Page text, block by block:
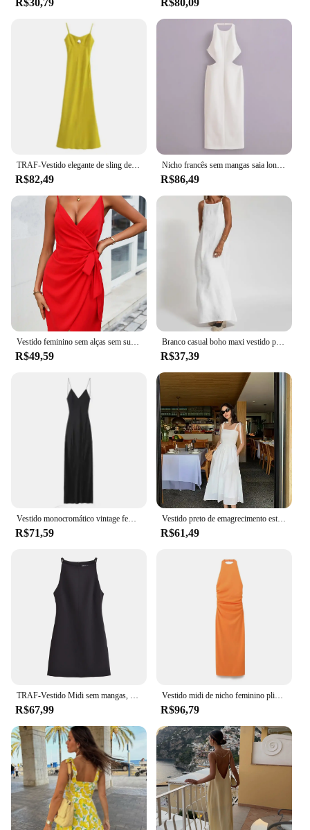
R$30,79 R$80,09
TRAF-Vestido elegante de sling de tubo feminino, street fashion, vestido longo jovem, feriado de verão, novo, 2024
R$82,49
Nicho francês sem mangas saia longa, lado oco fora, corte em pé, design de nó torcido, vestido temperamento com fenda traseira
R$86,49
Vestido feminino sem alças sem suspensor de ombro, europeu e americano, elegante e elegante, além das fronteiras
R$49,59
Branco casual boho maxi vestido para mulheres verão elegante cinta de espaguete preto praia festa básica split sling vestidos robe femme
R$37,39
Vestido monocromático vintage feminino sem encosto com decote V, vestido comprido fino, vestido de noite elegante, vestido feminino, verão, 2022
R$71,59
Vestido preto de emagrecimento estilo francês para mulheres verão petite vestido regata fofo com design longo e emagrecedor sem mangas roupa interna
R$61,49
R$67,99
Vestido midi de nicho feminino plissado, sentimento de alta qualidade, sem encosto, gola pendurada, tecido de malha, verão, novo, 2024ZAR4
R$96,79